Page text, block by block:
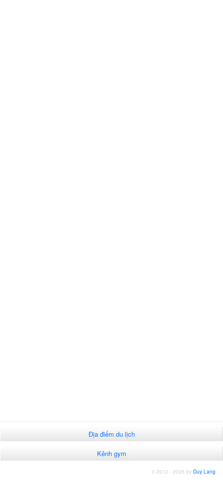
Địa điểm du lịch
Kênh gym
© 2012 - 2026 by Duy Lang